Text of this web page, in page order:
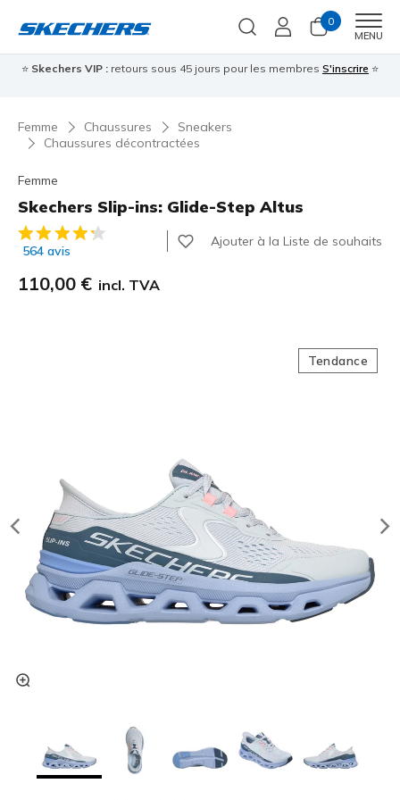
0
MENU
⭐ Skechers VIP : retours sous 45 jours pour les membres S'inscrire ⭐
Femme Chaussures
Sneakers
Chaussures décontractées
Femme
Skechers Slip-ins: Glide-Step Altus
Évaluation client 4,8 sur 5
564 avis
Ajouter à la Liste de souhaits
110,00 € incl. TVA
Tendance